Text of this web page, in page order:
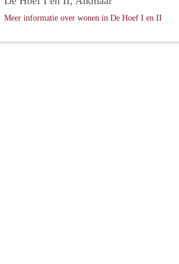
Meer informatie over wonen in De Hoef I en II